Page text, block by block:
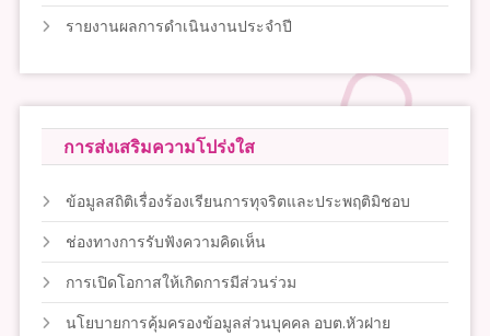
รายงานผลการดำเนินงานประจำปี
การส่งเสริมความโปร่งใส
ข้อมูลสถิติเรื่องร้องเรียนการทุจริตและประพฤติมิชอบ
ช่องทางการรับฟังความคิดเห็น
การเปิดโอกาสให้เกิดการมีส่วนร่วม
นโยบายการคุ้มครองข้อมูลส่วนบุคคล อบต.หัวฝาย